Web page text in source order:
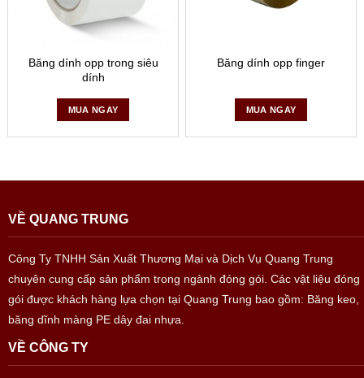
Băng dính opp trong siêu
dính
MUA NGAY
Băng dính opp finger
MUA NGAY
VỀ QUANG TRUNG
Công Ty TNHH Sản Xuất Thương Mại và Dịch Vụ Quang Trung
chuyên cung cấp sản phẩm trong ngành đóng gói. Các vật liệu đóng
gói được khách hàng lựa chọn tại Quang Trung bao gồm: Băng keo,
băng dĩnh màng PE dây đai nhựa.
VỀ CÔNG TY